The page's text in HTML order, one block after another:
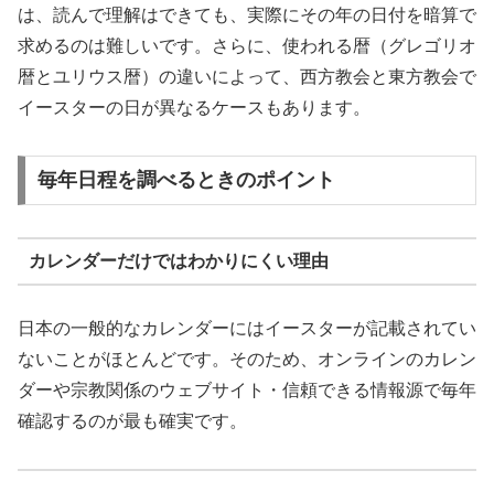
は、読んで理解はできても、実際にその年の日付を暗算で
求めるのは難しいです。さらに、使われる暦（グレゴリオ
暦とユリウス暦）の違いによって、西方教会と東方教会で
イースターの日が異なるケースもあります。
毎年日程を調べるときのポイント
カレンダーだけではわかりにくい理由
日本の一般的なカレンダーにはイースターが記載されてい
ないことがほとんどです。そのため、オンラインのカレン
ダーや宗教関係のウェブサイト・信頼できる情報源で毎年
確認するのが最も確実です。